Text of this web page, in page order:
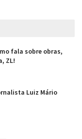
fala sobre obras,
ZL!
Luiz Mário